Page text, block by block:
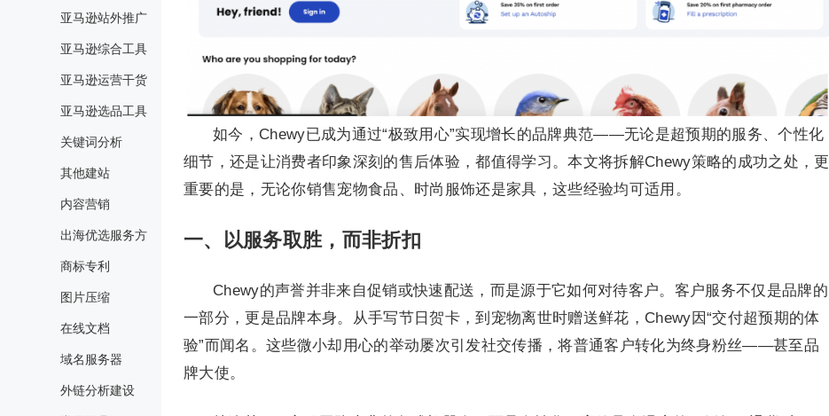
亚马逊站外推广
亚马逊综合工具
亚马逊运营干货
亚马逊选品工具
关键词分析
其他建站
内容营销
出海优选服务方
商标专利
图片压缩
在线文档
域名服务器
外链分析建设
如今，Chewy已成为通过“极致用心”实现增长的品牌典范——无论是超预期的服务、个性化
细节，还是让消费者印象深刻的售后体验，都值得学习。本文将拆解Chewy策略的成功之处，更
重要的是，无论你销售宠物食品、时尚服饰还是家具，这些经验均可适用。
一、 以服务取胜，而非折扣
Chewy的声誉并非来自促销或快速配送，而是源于它如何对待客户。客户服务不仅是品牌的
一部分，更是品牌本身。从手写节日贺卡，到宠物离世时赠送鲜花，Chewy因“交付超预期的体
验”而闻名。这些微小却用心的举动屡次引发社交传播，将普通客户转化为终身粉丝——甚至品
牌大使。